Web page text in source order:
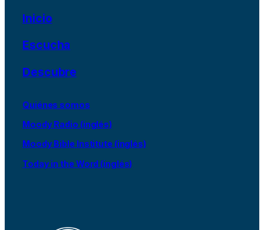
Inicio
Escucha
Descubre
Quiénes somos
Moody Radio (inglés)
Moody Bible Institute (inglés)
Today in the Word (inglés)